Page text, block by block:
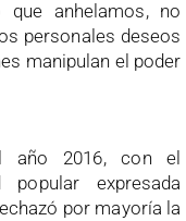
anhelamos, no
personales deseos
manipulan el poder
año 2016, con el
expresada
por mayoría la